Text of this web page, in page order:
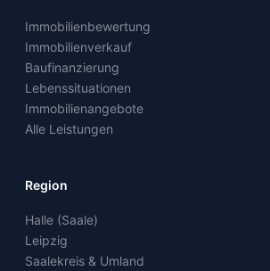
Immobilienbewertung
Immobilienverkauf
Baufinanzierung
Lebenssituationen
Immobilienangebote
Alle Leistungen
Region
Halle (Saale)
Leipzig
Saalekreis & Umland